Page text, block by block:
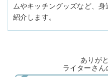
ムやキッチングッズなど、
紹介します。
ありが
ライターさん